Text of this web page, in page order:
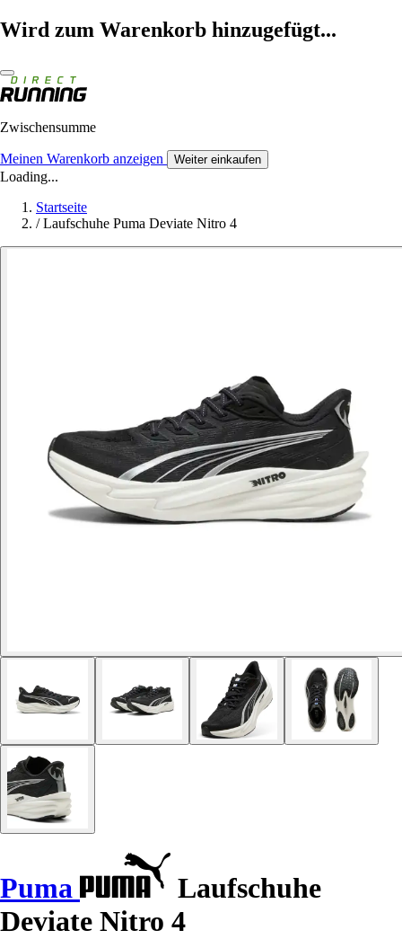
Wird zum Warenkorb hinzugefügt...
Zwischensumme
Meinen Warenkorb anzeigen Weiter einkaufen
Loading...
Startseite
/ Laufschuhe Puma Deviate Nitro 4
Puma
Laufschuhe
Deviate Nitro 4